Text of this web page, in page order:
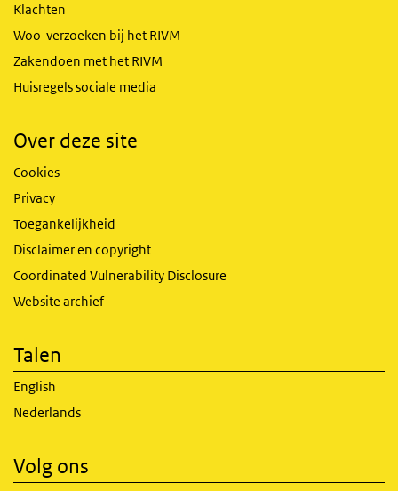
Klachten
Woo-verzoeken bij het RIVM
Zakendoen met het RIVM
Huisregels sociale media
Over deze site
Cookies
Privacy
Toegankelijkheid
Disclaimer en copyright
Coordinated Vulnerability Disclosure
Website archief
Talen
English
Nederlands
Volg ons